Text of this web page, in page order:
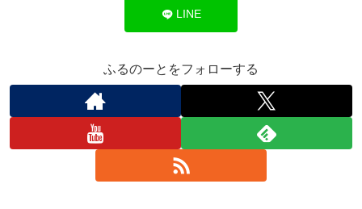
LINE
ふるのーとをフォローする